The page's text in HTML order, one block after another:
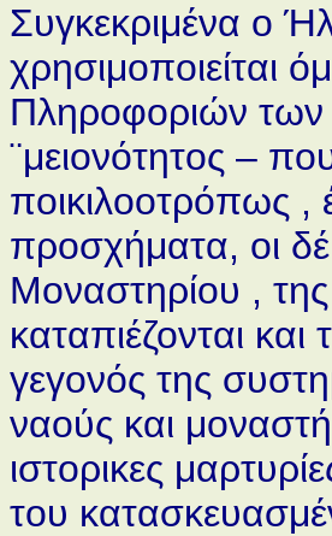
Συγκεκριμένα ο
χρησιμοποιείται
Πληροφοριών των
¨μειονότητος –
ποικιλοοτρόπως ,
προσχήματα, οι
Μοναστηρίου ,
καταπιέζονται
γεγονός της
ναούς και
ιστορικες
του